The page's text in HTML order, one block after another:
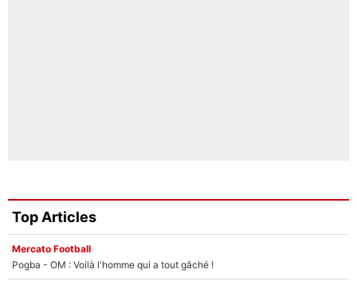
Top Articles
Mercato Football
Pogba - OM : Voilà l'homme qui a tout gâché !